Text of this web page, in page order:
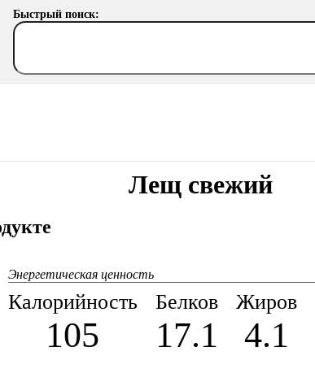
Быстрый поиск:
Лещ свежий
Калорийность
Энергетическая ценность
105
Белков
17.1
Жиров
4.1